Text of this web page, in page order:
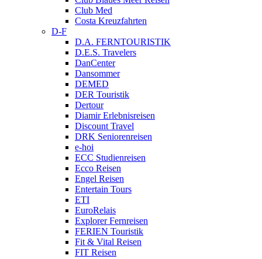
Club Med
Costa Kreuzfahrten
D-F
D.A. FERNTOURISTIK
D.E.S. Travelers
DanCenter
Dansommer
DEMED
DER Touristik
Dertour
Diamir Erlebnisreisen
Discount Travel
DRK Seniorenreisen
e-hoi
ECC Studienreisen
Ecco Reisen
Engel Reisen
Entertain Tours
ETI
EuroRelais
Explorer Fernreisen
FERIEN Touristik
Fit & Vital Reisen
FIT Reisen